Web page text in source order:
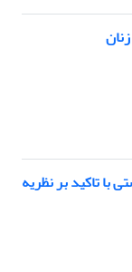
با تاکید بر نظریه